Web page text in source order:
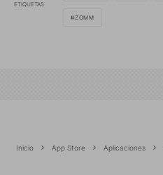
ETIQUETAS
ZOMM
Inicio App Store Aplicaciones